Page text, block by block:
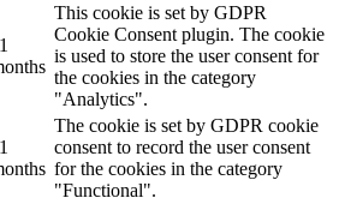
This cookie is set by GDPR
Cookie Consent plugin. The cookie
is used to store the user consent for
the cookies in the category
"Analytics".
The cookie is set by GDPR cookie
consent to record the user consent
for the cookies in the category
"Functional".